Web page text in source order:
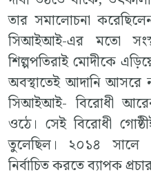
তার সমালোচনা
সিআইআই-এর মতো
শিল্পপতিরাই মোদীকে
অবস্থাতেই আদানি আসরে
সিআইআই- বিরোধী
ওঠে। সেই বিরোধী
তুলেছিল। ২০১৪ সালে
নির্বাচিত করতে ব্যাপক